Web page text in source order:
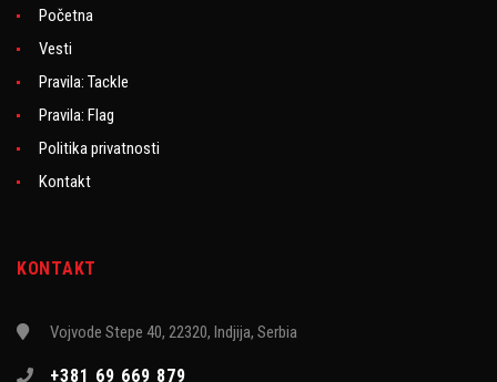
Početna
Vesti
Pravila: Tackle
Pravila: Flag
Politika privatnosti
Kontakt
KONTAKT
Vojvode Stepe 40, 22320, Indjija, Serbia
+381 69 669 879